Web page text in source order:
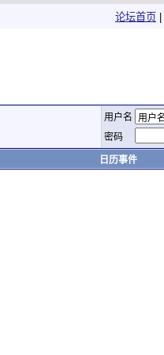
论坛首页
用户名
密码
日历事件